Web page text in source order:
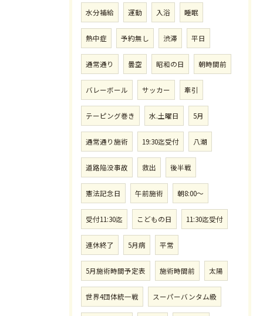
水分補給 運動 入浴 睡眠
熱中症 予約無し 渋滞 平日
通常通り 曇空 昭和の日 朝時間前
バレーボール サッカー 牽引
テーピング巻き 水.土曜日 5月
通常通り施術 19:30迄受付 八潮
道路陥没事故 救出 後半戦
憲法記念日 午前施術 朝8:00〜
受付11:30迄 こどもの日 11:30迄受付
連休終了 5月病 平常
5月施術時間予定表 施術時間前 太陽
世界4団体統一戦 スーパーバンタム級